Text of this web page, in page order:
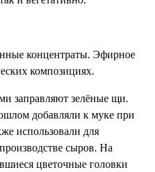
концентраты. Эфирное
композициях.
заправляют зелёные щи.
добавляли к муке при
использовали для
сыров. На
цветочные головки